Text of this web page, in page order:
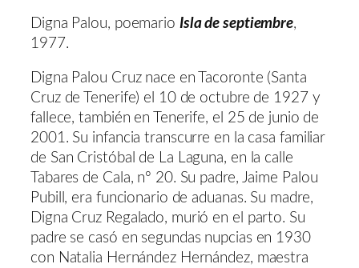
Digna Palou, poemario Isla de septiembre,
1977.
Digna Palou Cruz nace en Tacoronte (Santa
Cruz de Tenerife) el 10 de octubre de 1927 y
fallece, también en Tenerife, el 25 de junio de
2001. Su infancia transcurre en la casa familiar
de San Cristóbal de La Laguna, en la calle
Tabares de Cala, nº 20. Su padre, Jaime Palou
Pubill, era funcionario de aduanas. Su madre,
Digna Cruz Regalado, murió en el parto. Su
padre se casó en segundas nupcias en 1930
con Natalia Hernández Hernández, maestra